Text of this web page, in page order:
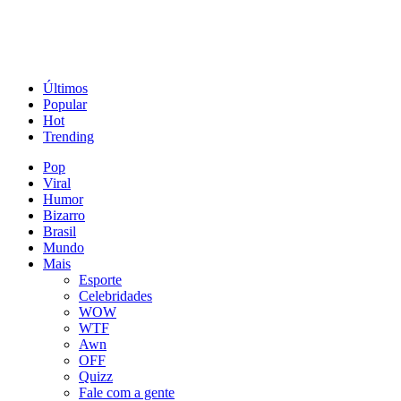
Últimos
Popular
Hot
Trending
Pop
Viral
Humor
Bizarro
Brasil
Mundo
Mais
Esporte
Celebridades
WOW
WTF
Awn
OFF
Quizz
Fale com a gente